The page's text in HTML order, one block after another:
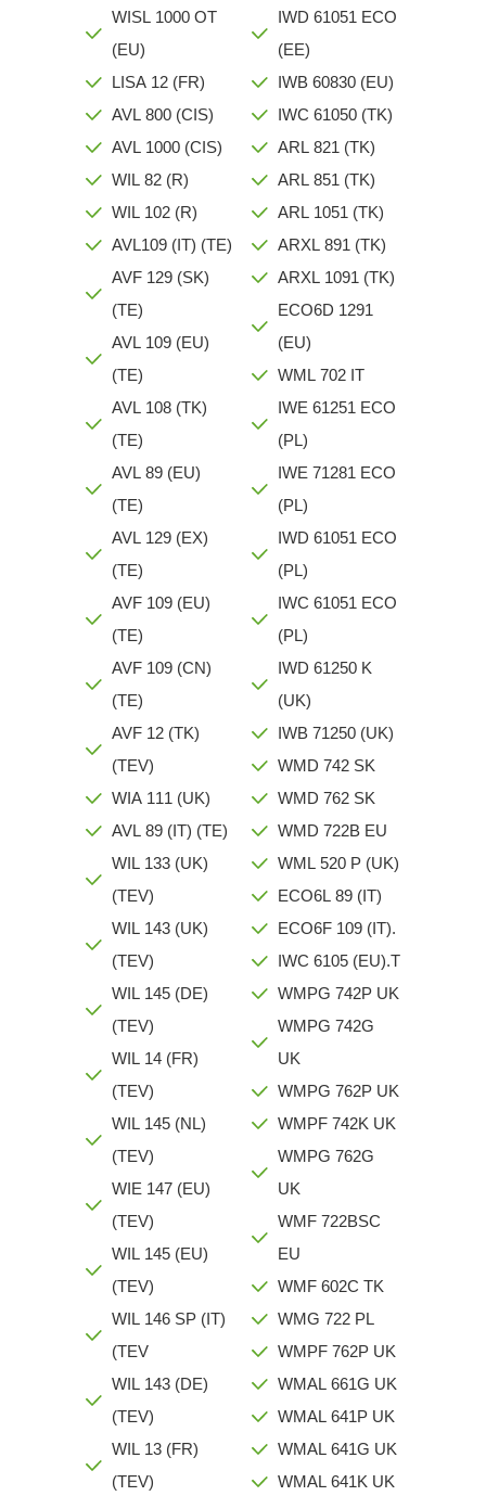
WISL 1000 OT
(EU)
LISA 12 (FR)
AVL 800 (CIS)
AVL 1000 (CIS)
WIL 82 (R)
WIL 102 (R)
AVL109 (IT) (TE)
AVF 129 (SK)
(TE)
AVL 109 (EU)
(TE)
AVL 108 (TK)
(TE)
AVL 89 (EU)
(TE)
AVL 129 (EX)
(TE)
AVF 109 (EU)
(TE)
AVF 109 (CN)
(TE)
AVF 12 (TK)
(TEV)
WIA 111 (UK)
AVL 89 (IT) (TE)
WIL 133 (UK)
(TEV)
WIL 143 (UK)
(TEV)
WIL 145 (DE)
(TEV)
WIL 14 (FR)
(TEV)
WIL 145 (NL)
(TEV)
WIE 147 (EU)
(TEV)
WIL 145 (EU)
(TEV)
WIL 146 SP (IT)
(TEV
WIL 143 (DE)
(TEV)
WIL 13 (FR)
(TEV)
IWD 61051 ECO
(EE)
IWB 60830 (EU)
IWC 61050 (TK)
ARL 821 (TK)
ARL 851 (TK)
ARL 1051 (TK)
ARXL 891 (TK)
ARXL 1091 (TK)
ECO6D 1291
(EU)
WML 702 IT
IWE 61251 ECO
(PL)
IWE 71281 ECO
(PL)
IWD 61051 ECO
(PL)
IWC 61051 ECO
(PL)
IWD 61250 K
(UK)
IWB 71250 (UK)
WMD 742 SK
WMD 762 SK
WMD 722B EU
WML 520 P (UK)
ECO6L 89 (IT)
ECO6F 109 (IT).
IWC 6105 (EU).T
WMPG 742P UK
WMPG 742G
UK
WMPG 762P UK
WMPF 742K UK
WMPG 762G
UK
WMF 722BSC
EU
WMF 602C TK
WMG 722 PL
WMPF 762P UK
WMAL 661G UK
WMAL 641P UK
WMAL 641G UK
WMAL 641K UK